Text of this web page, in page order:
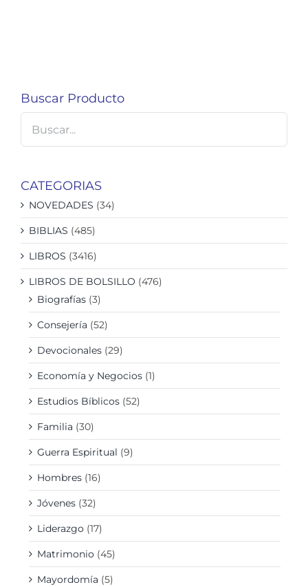
Buscar Producto
CATEGORIAS
NOVEDADES (34)
BIBLIAS (485)
LIBROS (3416)
LIBROS DE BOLSILLO (476)
Biografías (3)
Consejería (52)
Devocionales (29)
Economía y Negocios (1)
Estudios Bíblicos (52)
Familia (30)
Guerra Espiritual (9)
Hombres (16)
Jóvenes (32)
Liderazgo (17)
Matrimonio (45)
Mayordomía (5)